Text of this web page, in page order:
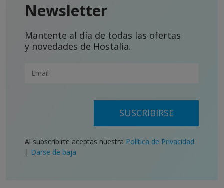
Newsletter
Mantente al día de todas las ofertas
y novedades de Hostalia.
SUSCRIBIRSE
Al subscribirte aceptas nuestra Política de Privacidad
| Darse de baja